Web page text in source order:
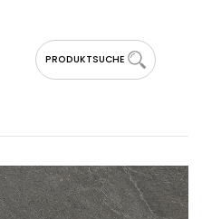
PRODUKTSUCHE